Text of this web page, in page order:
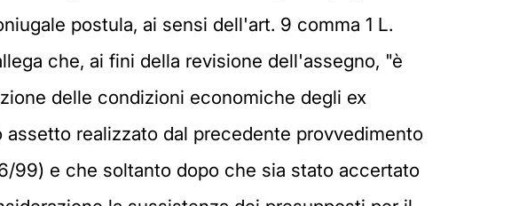
postula, ai sensi dell'art. 9 comma 1 L.
che, ai fini della revisione dell'assegno, "è
delle condizioni economiche degli ex
realizzato dal precedente provvedimento
99) e che soltanto dopo che sia stato accertato